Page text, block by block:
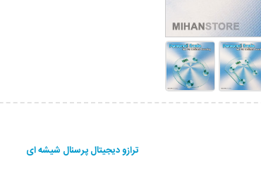
ترازو دیجیتال پرسنال شیشه ای